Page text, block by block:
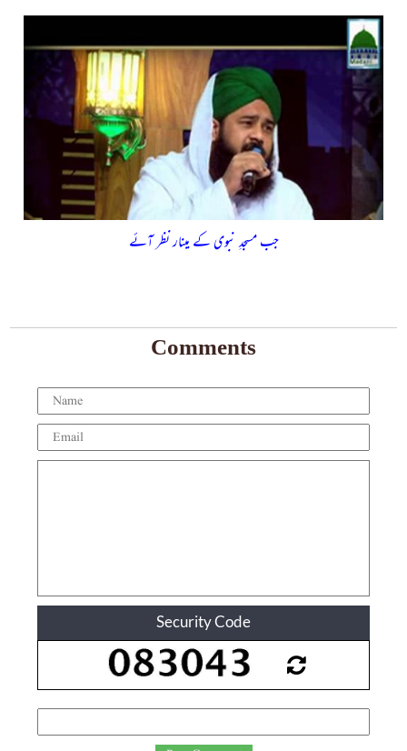
جب مسجدِ نبوی کے مینار نظر آئے
Comments
Security Code